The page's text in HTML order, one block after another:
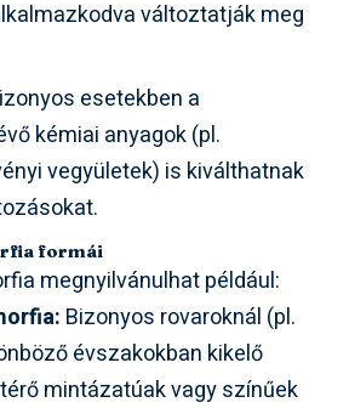
változtatják meg
esetekben a
kémiai anyagok (pl.
vegyületek) is kiválthatnak
formái
megnyilvánulhat például:
Bizonyos rovaroknál (pl.
évszakokban kikelő
mintázatúak vagy színűek